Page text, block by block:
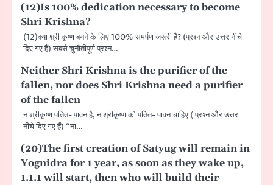
(12)Is 100% dedication necessary to become
Shri Krishna?
(12)क्या श्री कृष्ण बनने के लिए 100% समर्पण जरूरी है? (प्रश्न और उत्तर नीचे
दिए गए हैं) सबसे चुनौतीपूर्ण प्रश्न…
Neither Shri Krishna is the purifier of the
fallen, nor does Shri Krishna need a purifier
of the fallen
न श्रीकृष्ण पतित- पावन है, न श्रीकृष्ण को पतित- पावन चाहिए ( प्रश्न और उत्तर
नीचे दिए गए हैं) “ना…
(20)The first creation of Satyug will remain in
Yognidra for 1 year, as soon as they wake up,
1.1.1 will start, then who will build their